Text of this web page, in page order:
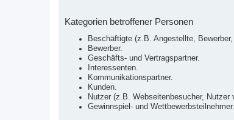
Kategorien betroffener Personen
Beschäftigte (z.B. Angestellte,
Bewerber.
Geschäfts- und Vertragspartner.
Interessenten.
Kommunikationspartner.
Kunden.
Nutzer (z.B. Webseitenbesucher, Nutzer
Gewinnspiel- und Wettbewerbsteilnehmer.